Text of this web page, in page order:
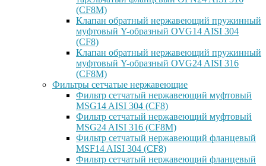
(CF8M)
Клапан обратный нержавеющий пружинный
муфтовый Y-образный OVG14 AISI 304
(CF8)
Клапан обратный нержавеющий пружинный
муфтовый Y-образный OVG24 AISI 316
(CF8М)
Фильтры сетчатые нержавеющие
Фильтр сетчатый нержавеющий муфтовый
MSG14 AISI 304 (CF8)
Фильтр сетчатый нержавеющий муфтовый
MSG24 AISI 316 (CF8M)
Фильтр сетчатый нержавеющий фланцевый
MSF14 AISI 304 (CF8)
Фильтр сетчатый нержавеющий фланцевый